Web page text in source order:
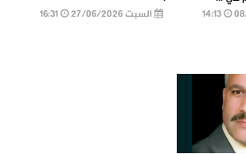
السبت 27/06/2026
16:31